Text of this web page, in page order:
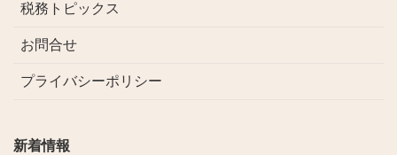
税務トピックス
お問合せ
プライバシーポリシー
新着情報